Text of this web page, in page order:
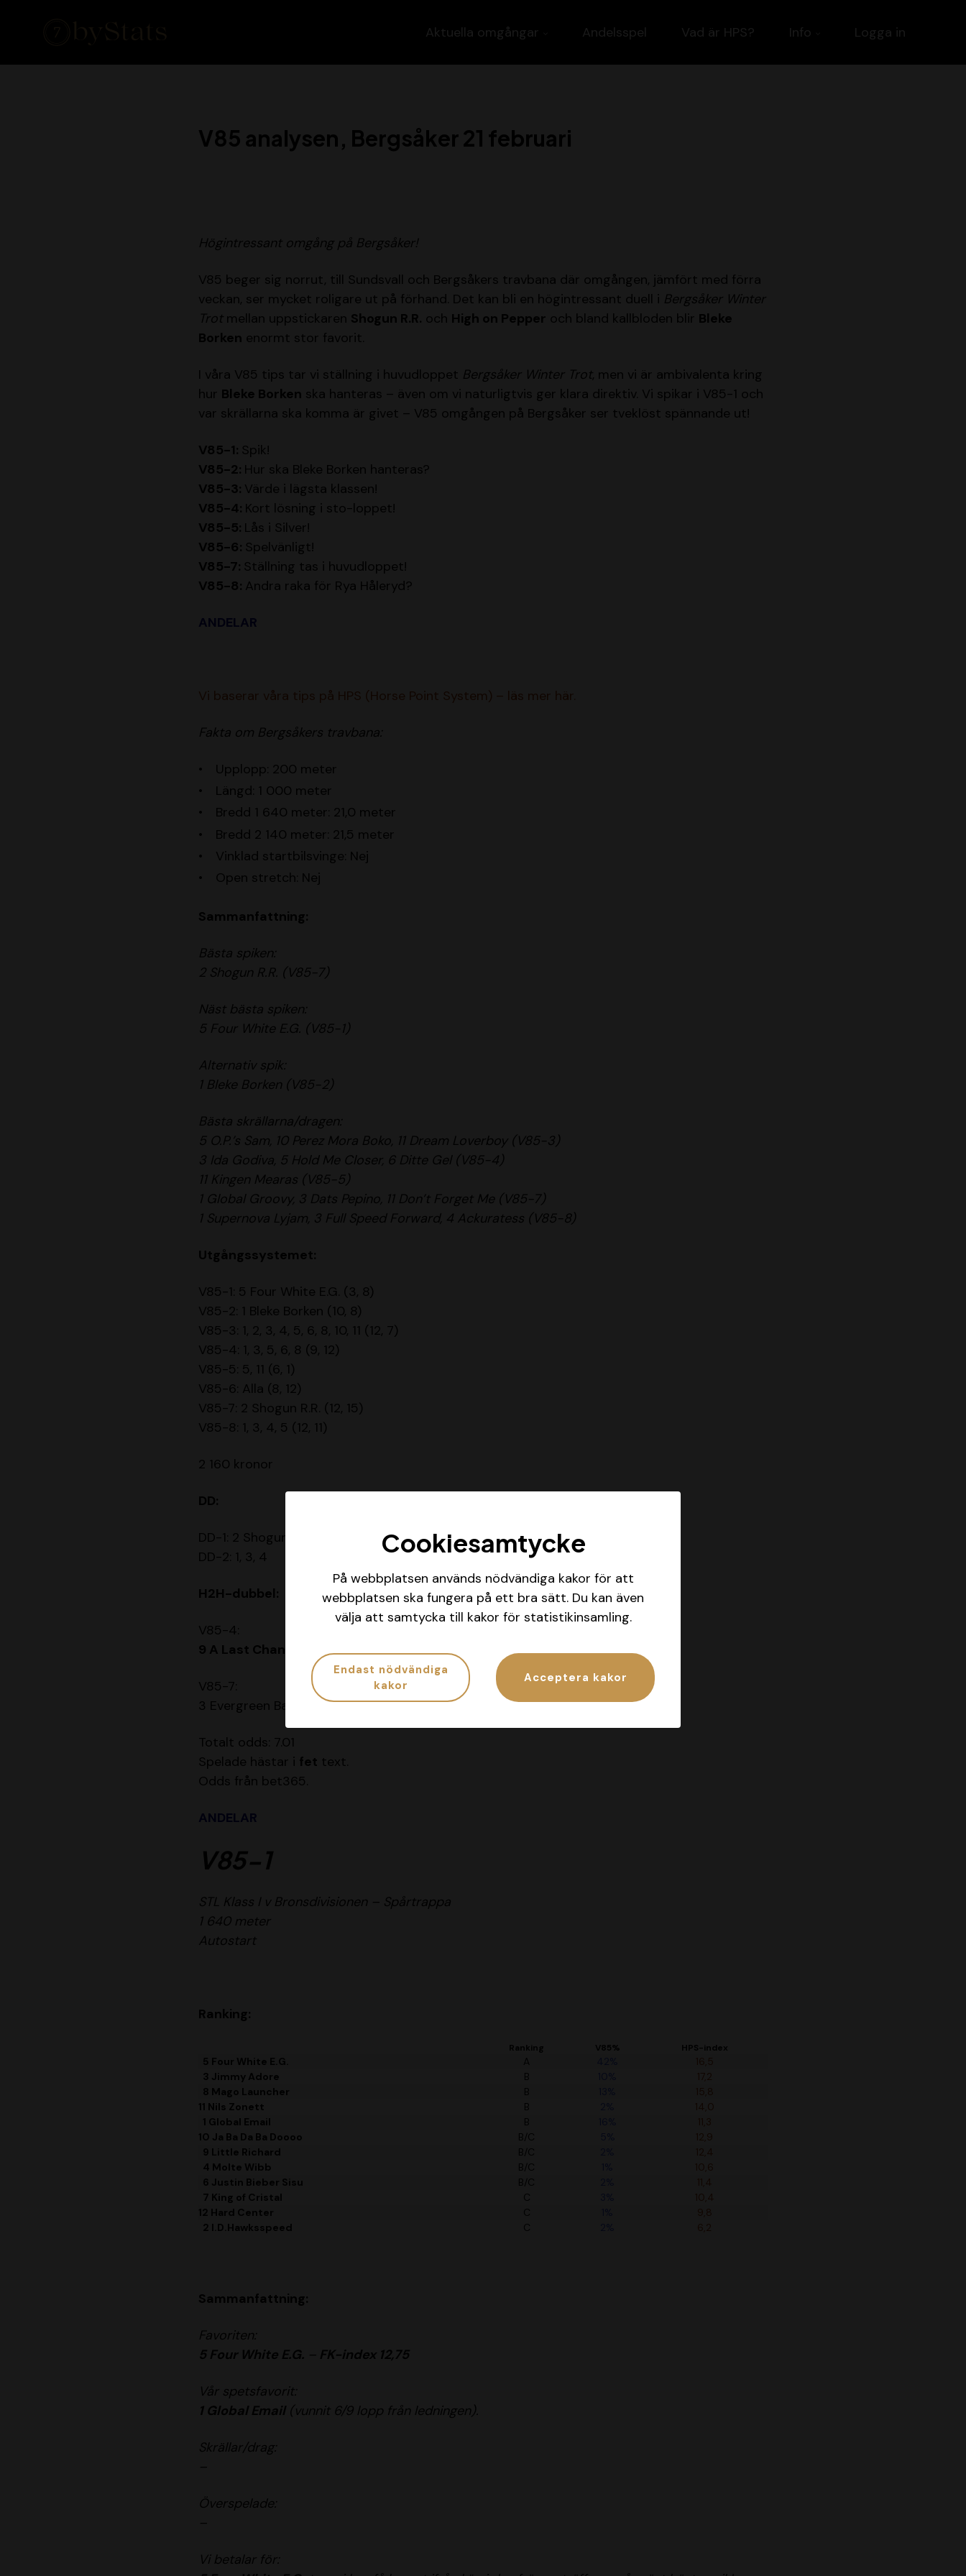
Aktuella omgångar Andelsspel Vad är HPS? Info Logga in
V85 analysen, Bergsåker 21 februari
Högintressant omgång på Bergsåker!
V85 beger sig norrut, till Sundsvall och Bergsåkers travbana där omgången, jämfört med förra
veckan, ser mycket roligare ut på förhand. Det kan bli en högintressant duell i Bergsåker Winter
Trotmellan uppstickaren Shogun R.R. och High on Pepper och bland kallbloden blir Bleke
Borken enormt stor favorit.
I våra V85 tips tar vi ställning i huvudloppet Bergsåker Winter Trot, men vi är ambivalenta kring
hur Bleke Borken ska hanteras – även om vi naturligtvis ger klara direktiv. Vi spikar i V85-1 och
var skrällarna ska komma är givet – V85 omgången på Bergsåker ser tveklöst spännande ut!
V85-1: Spik!
V85-2: Hur ska Bleke Borken hanteras?
V85-3: Värde i lägsta klassen!
V85-4: Kort lösning i sto-loppet!
V85-5: Lås i Silver!
V85-6: Spelvänligt!
V85-7: Ställning tas i huvudloppet!
V85-8: Andra raka för Rya Håleryd?
ANDELAR
Vi baserar våra tips på HPS (Horse Point System) – läs mer här.
Fakta om Bergsåkers travbana:
Upplopp: 200 meter
Längd: 1 000 meter
Bredd 1 640 meter: 21,0 meter
Bredd 2 140 meter: 21,5 meter
Vinklad startbilsvinge: Nej
Open stretch: Nej
Sammanfattning:
Bästa spiken:
2 Shogun R.R. (V85-7)
Näst bästa spiken:
5 Four White E.G. (V85-1)
Alternativ spik:
1 Bleke Borken (V85-2)
Bästa skrällarna/dragen:
5 O.P.’s Sam, 10 Perez Mora Boko, 11 Dream Loverboy (V85-3)
3 Ida Godiva, 5 Hold Me Closer, 6 Ditte Gel (V85-4)
11 Kingen Mearas (V85-5)
1 Global Groovy, 3 Dats Pepino, 11 Don’t Forget Me (V85-7)
1 Supernova Lyjam, 3 Full Speed Forward, 4 Ackuratess (V85-8)
Utgångssystemet:
V85-1: 5 Four White E.G. (3, 8)
V85-2: 1 Bleke Borken (10, 8)
V85-3: 1, 2, 3, 4, 5, 6, 8, 10, 11 (12, 7)
V85-4: 1, 3, 5, 6, 8 (9, 12)
V85-5: 5, 11 (6, 1)
V85-6: Alla (8, 12)
V85-7: 2 Shogun R.R. (12, 15)
V85-8: 1, 3, 4, 5 (12, 11)
2 160 kronor
DD:
DD-1: 2 Shogun R.R.
DD-2: 1, 3, 4
H2H-dubbel:
V85-4:
9 A Last Chance
v 10 Önas Tindra v 15 What a Magic – 2.55
V85-7:
3 Evergreen Bar v 4 Xanthis J.R. v7 Gliding Eagle – 2.75
Totalt odds: 7.01
Spelade hästar i fet text.
Odds från bet365.
ANDELAR
V85-1
STL Klass I v Bronsdivisionen – Spårtrappa
1 640 meter
Autostart
Ranking:
Ranking V85% HPS-index
5 Four White E.G. A
16,5
3 Jimmy Adore
B
17,2
8 Mago Launcher
B
15,8
11 Nils Zonett
B
14,0
1 Global Email
B
11,3
10 Ja Ba Da Ba Doooo
B/C
12,9
9 Little Richard
B/C
12,4
4 Molte Wibb
B/C
10,6
6 Justin Bieber Sisu
B/C
11,4
7 King of Cristal
C
10,4
12 Hard Center
C
9,8
2 I.D.Hawksspeed
C 6,2
Sammanfattning:
Favoriten:
5 Four White E.G. – FK-index 12,75
Vår spetsfavorit:
1 Global Email(vunnit 6/9 lopp från ledningen).
Skrällar/drag:
–
Överspelade:
–
Vi betalar för:
Cookiesamtycke
På webbplatsen används nödvändiga kakor för att
webbplatsen ska fungera på ett bra sätt. Du kan även
välja att samtycka till kakor för statistikinsamling.
Endast nödvändiga
kakor
Acceptera kakor